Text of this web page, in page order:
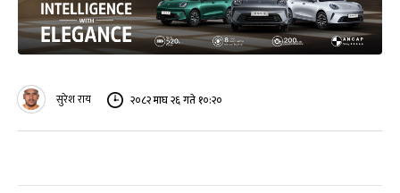
सुरेश राय २०८२ माघ २६ गते १०:२०